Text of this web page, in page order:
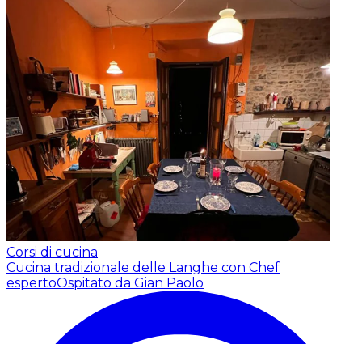
Corsi di cucina
Cucina tradizionale delle Langhe con Chef
espertoOspitato da Gian Paolo